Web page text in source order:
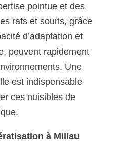
pointue et des
rats et souris, grâce
d’adaptation et
peuvent rapidement
Une
est indispensable
ces nuisibles de
à Millau